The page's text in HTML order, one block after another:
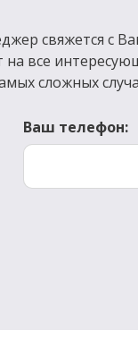
свяжется с
все
сложных
Ваш телефон: